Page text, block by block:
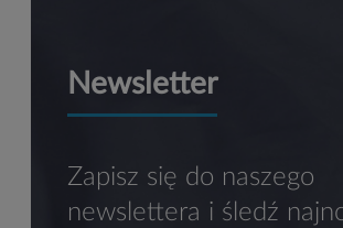
Newsletter
Zapisz się do naszego
newslettera i śledź